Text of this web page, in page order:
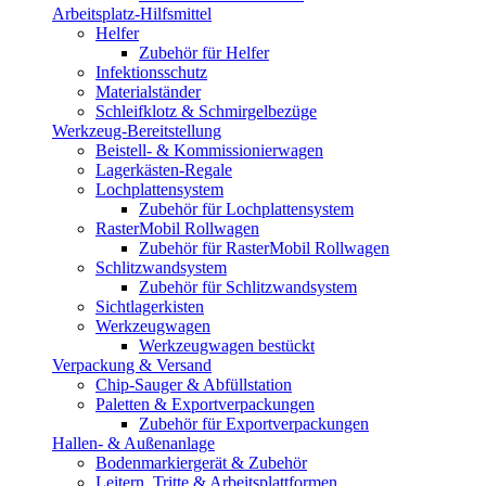
Arbeitsplatz-Hilfsmittel
Helfer
Zubehör für Helfer
Infektionsschutz
Materialständer
Schleifklotz & Schmirgelbezüge
Werkzeug-Bereitstellung
Beistell- & Kommissionierwagen
Lagerkästen-Regale
Lochplattensystem
Zubehör für Lochplattensystem
RasterMobil Rollwagen
Zubehör für RasterMobil Rollwagen
Schlitzwandsystem
Zubehör für Schlitzwandsystem
Sichtlagerkisten
Werkzeugwagen
Werkzeugwagen bestückt
Verpackung & Versand
Chip-Sauger & Abfüllstation
Paletten & Exportverpackungen
Zubehör für Exportverpackungen
Hallen- & Außenanlage
Bodenmarkiergerät & Zubehör
Leitern, Tritte & Arbeitsplattformen